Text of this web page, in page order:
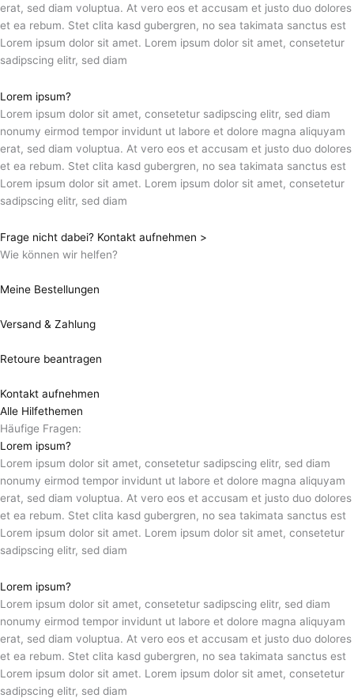
erat, sed diam voluptua. At vero eos et accusam et justo duo dolores
et ea rebum. Stet clita kasd gubergren, no sea takimata sanctus est
Lorem ipsum dolor sit amet. Lorem ipsum dolor sit amet, consetetur
sadipscing elitr, sed diam
Lorem ipsum?
Lorem ipsum dolor sit amet, consetetur sadipscing elitr, sed diam
nonumy eirmod tempor invidunt ut labore et dolore magna aliquyam
erat, sed diam voluptua. At vero eos et accusam et justo duo dolores
et ea rebum. Stet clita kasd gubergren, no sea takimata sanctus est
Lorem ipsum dolor sit amet. Lorem ipsum dolor sit amet, consetetur
sadipscing elitr, sed diam
Frage nicht dabei? Kontakt aufnehmen >
Wie können wir helfen?
Meine Bestellungen
Versand & Zahlung
Retoure beantragen
Kontakt aufnehmen
Alle Hilfethemen
Häufige Fragen:
Lorem ipsum?
Lorem ipsum dolor sit amet, consetetur sadipscing elitr, sed diam
nonumy eirmod tempor invidunt ut labore et dolore magna aliquyam
erat, sed diam voluptua. At vero eos et accusam et justo duo dolores
et ea rebum. Stet clita kasd gubergren, no sea takimata sanctus est
Lorem ipsum dolor sit amet. Lorem ipsum dolor sit amet, consetetur
sadipscing elitr, sed diam
Lorem ipsum?
Lorem ipsum dolor sit amet, consetetur sadipscing elitr, sed diam
nonumy eirmod tempor invidunt ut labore et dolore magna aliquyam
erat, sed diam voluptua. At vero eos et accusam et justo duo dolores
et ea rebum. Stet clita kasd gubergren, no sea takimata sanctus est
Lorem ipsum dolor sit amet. Lorem ipsum dolor sit amet, consetetur
sadipscing elitr, sed diam